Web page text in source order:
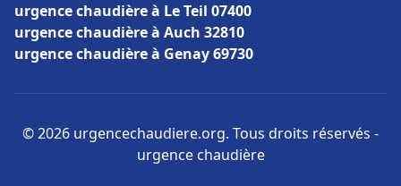
urgence chaudière à Le Teil 07400
urgence chaudière à Auch 32810
urgence chaudière à Genay 69730
© 2026 urgencechaudiere.org. Tous droits réservés -
urgence chaudière